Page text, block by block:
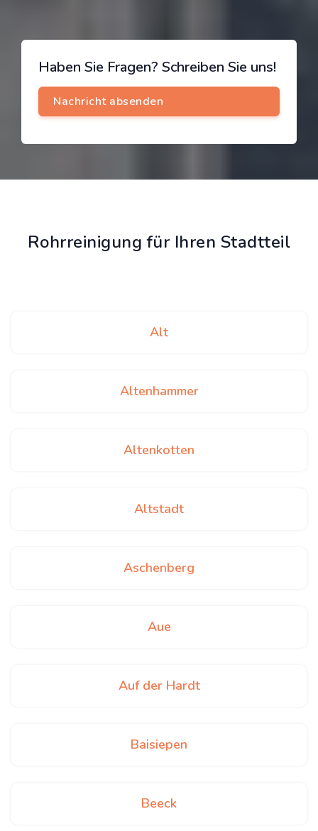
Haben Sie Fragen? Schreiben Sie uns!
Rohrreinigung für Ihren Stadtteil
Alt
Altenhammer
Altenkotten
Altstadt
Aschenberg
Aue
Auf der Hardt
Baisiepen
Beeck